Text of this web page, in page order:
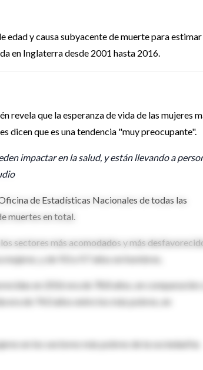
y causa subyacente de muerte para estimar
en Inglaterra desde 2001 hasta 2016.
revela que la esperanza de vida de las mujeres
dicen que es una tendencia "muy preocupante".
impactar en la salud, y están llevando a
de Estadísticas Nacionales de todas las
muertes en total.
sectores más acomodados y más
y de 9.0 a 9.7 años en hombres.
en 2016 era de 78.8 años, en comparación
era de 74.0 años entre los más pobres, en
en los sectores más pobres de la sociedad ha